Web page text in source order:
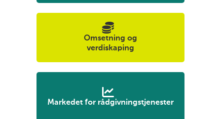
Omsetning og
verdiskaping
Markedet for rådgivningstjenester